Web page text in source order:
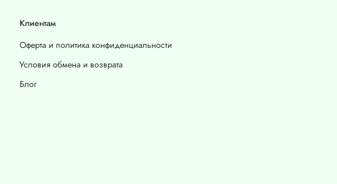
Клиентам
Оферта и политика конфиденциальности
Условия обмена и возврата
Блог